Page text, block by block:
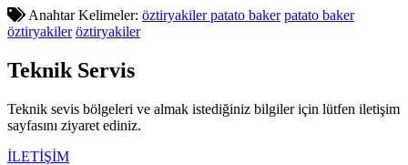
Anahtar Kelimeler: öztiryakiler patato baker patato baker
öztiryakiler öztiryakiler
Teknik Servis
Teknik sevis bölgeleri ve almak istediğiniz bilgiler için lütfen iletişim
sayfasını ziyaret ediniz.
İLETİŞİM